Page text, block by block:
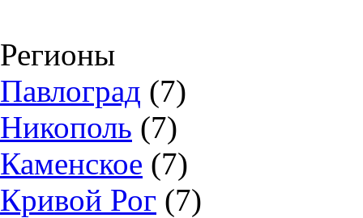
Регионы
Павлоград (7)
Никополь (7)
Каменское (7)
Кривой Рог (7)